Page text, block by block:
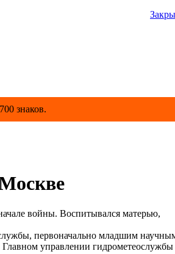
знаков.
войны. Воспитывался матерью,
первоначально младшим
Главном управлении